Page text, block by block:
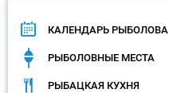
КАЛЕНДАРЬ РЫБОЛОВА
РЫБОЛОВНЫЕ МЕСТА
РЫБАЦКАЯ КУХНЯ